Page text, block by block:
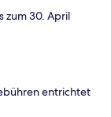
zum 30. April
entrichtet